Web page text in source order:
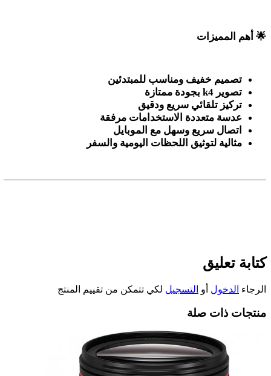
🌟 أهم المميزات
تصميم خفيف ومناسب للمبتدئين
تصوير 4
k بجودة ممتازة
تركيز تلقائي سريع ودقيق
عدسة متعددة الاستخدامات مرفقة
اتصال سريع وسهل مع الموبايل
مثالية لتوثيق اللحظات اليومية والسفر
كتابة تعليق
الرجاء الدخول أو التسجيل لكي تتمكن من تقييم المنتج
منتجات ذات صلة